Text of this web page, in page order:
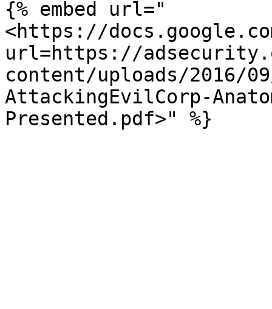
{% embed url="
<https://
url=https://
content/uploads/2016/
AttackingEvilCorp-